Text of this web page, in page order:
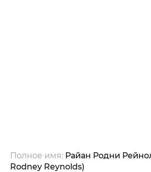
Полное имя: Райан Родни
Rodney Reynolds)